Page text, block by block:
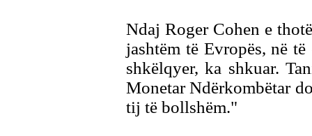
Ndaj Roger Cohen e
jashtëm të Evropës, në
shkëlqyer, ka shkuar.
Monetar Ndërkombëtar
tij të bollshëm."